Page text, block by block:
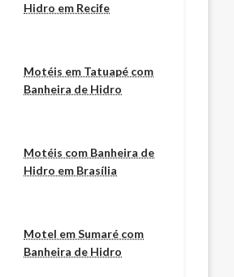
Hidro em Recife
Motéis em Tatuapé com
Banheira de Hidro
Motéis com Banheira de
Hidro em Brasília
Motel em Sumaré com
Banheira de Hidro